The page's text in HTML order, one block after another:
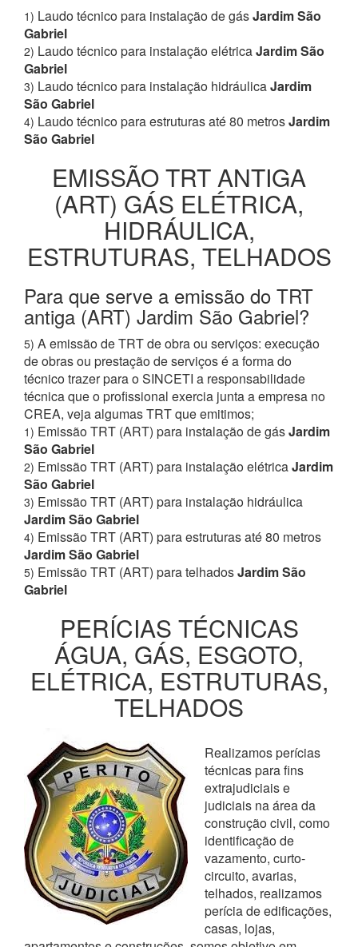
1) Laudo técnico para instalação de gásJardim São
Gabriel
2) Laudo técnico para instalação elétricaJardim São
Gabriel
3) Laudo técnico para instalação hidráulicaJardim
São Gabriel
4) Laudo técnico para estruturas até 80 metrosJardim
São Gabriel
EMISSÃO TRT ANTIGA
(ART) GÁS ELÉTRICA,
HIDRÁULICA,
ESTRUTURAS, TELHADOS
Para que serve a emissão do TRT
antiga (ART) Jardim São Gabriel?
5) A emissão de TRT de obra ou serviços: execução
de obras ou prestação de serviços é a forma do
técnico trazer para o SINCETI a responsabilidade
técnica que o profissional exercia junta a empresa no
CREA, veja algumas TRT que emitimos;
1) Emissão TRT (ART) para instalação de gásJardim
São Gabriel
2) Emissão TRT (ART) para instalação elétricaJardim
São Gabriel
3) Emissão TRT (ART) para instalação hidráulica
Jardim São Gabriel
4) Emissão TRT (ART) para estruturas até 80 metros
Jardim São Gabriel
5) Emissão TRT (ART) para telhadosJardim São
Gabriel
PERÍCIAS TÉCNICAS
ÁGUA, GÁS, ESGOTO,
ELÉTRICA, ESTRUTURAS,
TELHADOS
Realizamos perícias
técnicas para fins
extrajudiciais e
judiciais na área da
construção civil, como
identificação de
vazamento, curto-
circuito, avarias,
telhados, realizamos
perícia de edificações,
casas, lojas,